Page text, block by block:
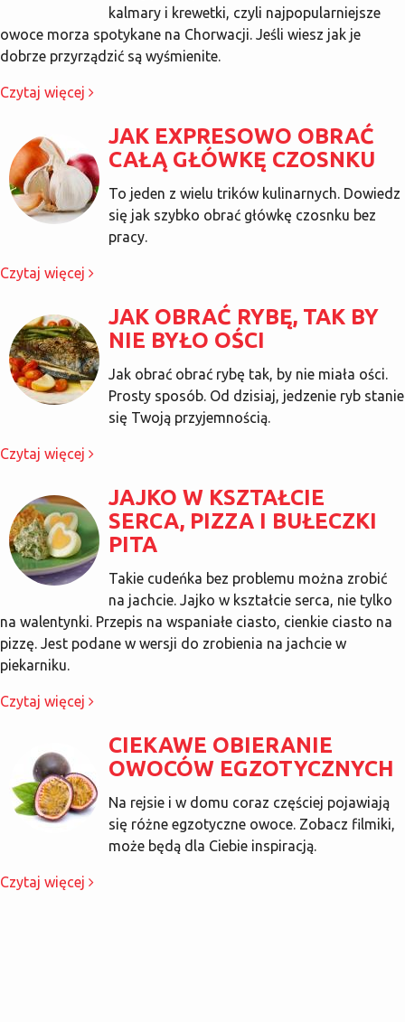
kalmary i krewetki, czyli najpopularniejsze
owoce morza spotykane na Chorwacji. Jeśli wiesz jak je
dobrze przyrządzić są wyśmienite.
Czytaj więcej
JAK EXPRESOWO OBRAĆ
CAŁĄ GŁÓWKĘ CZOSNKU
To jeden z wielu trików kulinarnych. Dowiedz
się jak szybko obrać główkę czosnku bez
pracy.
Czytaj więcej
JAK OBRAĆ RYBĘ, TAK BY
NIE BYŁO OŚCI
Jak obrać obrać rybę tak, by nie miała ości.
Prosty sposób. Od dzisiaj, jedzenie ryb stanie
się Twoją przyjemnością.
Czytaj więcej
JAJKO W KSZTAŁCIE
SERCA, PIZZA I BUŁECZKI
PITA
Takie cudeńka bez problemu można zrobić
na jachcie. Jajko w kształcie serca, nie tylko
na walentynki. Przepis na wspaniałe ciasto, cienkie ciasto na
pizzę. Jest podane w wersji do zrobienia na jachcie w
piekarniku.
Czytaj więcej
CIEKAWE OBIERANIE
OWOCÓW EGZOTYCZNYCH
Na rejsie i w domu coraz częściej pojawiają
się różne egzotyczne owoce. Zobacz filmiki,
może będą dla Ciebie inspiracją.
Czytaj więcej